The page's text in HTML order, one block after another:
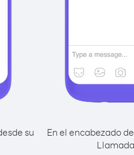
su
En el encabezado